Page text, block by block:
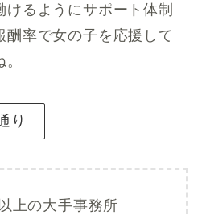
るようにサポート体制
酬率で女の子を応援して
り
上の大手事務所